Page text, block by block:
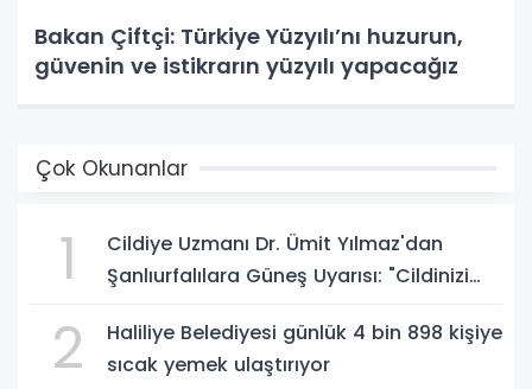
Bakan Çiftçi: Türkiye Yüzyılı’nı huzurun,
güvenin ve istikrarın yüzyılı yapacağız
Çok Okunanlar
1
Cildiye Uzmanı Dr. Ümit Yılmaz'dan
Şanlıurfalılara Güneş Uyarısı: "Cildinizi
2
Haliliye Belediyesi günlük 4 bin 898 kişiye
sıcak yemek ulaştırıyor